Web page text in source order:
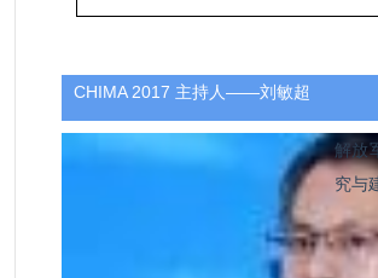
CHIMA 2017 主持人——刘敏超
解放
究与